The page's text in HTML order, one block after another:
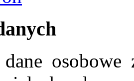
osobowe